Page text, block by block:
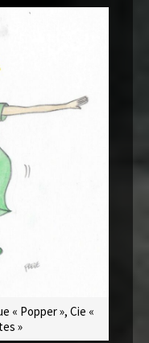
« Popper », Cie «
»